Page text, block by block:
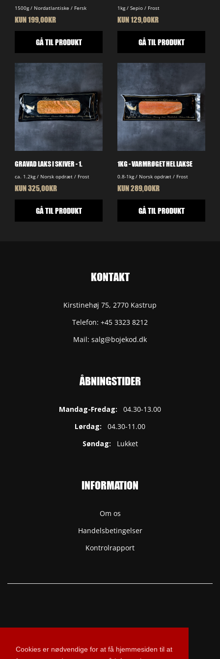
Cookies er nødvendige for at få hjemmesiden til at
1500g / Nordatlantiske / Fersk
KUN 199,00KR
GÅ TIL PRODUKT
1kg / Sepio / Frost
KUN 129,00KR
GÅ TIL PRODUKT
GRAVAD LAKS I SKIVER - 1.
ca. 1.2kg / Norsk opdræt / Frost
KUN 325,00KR
GÅ TIL PRODUKT
1KG - VARMRØGET HEL LAKSE
0.8-1kg / Norsk opdræt / Frost
KUN 289,00KR
GÅ TIL PRODUKT
KONTAKT
Kirstinehøj 75, 2770 Kastrup
Telefon: +45 3323 8212
Mail: salg@bojekod.dk
ÅBNINGSTIDER
Mandag-Fredag: 04.30-13.00
Lørdag: 04.30-11.00
Søndag: Lukket
INFORMATION
Om os
Handelsbetingelser
Kontrolrapport